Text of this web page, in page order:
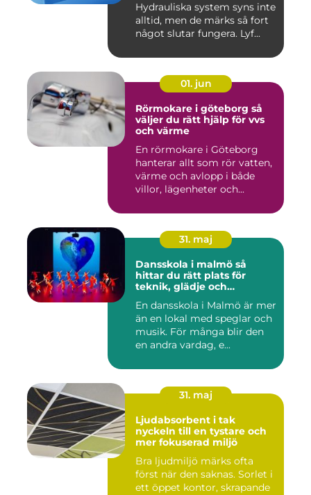
Hydrauliska system syns inte
alltid, men de märks så fort
något slutar fungera. Lyf...
01. jun
Rörmokare i göteborg så
väljer du rätt hjälp för vvs
och värme
En rörmokare i Göteborg
hanterar allt som rör vatten,
värme och avlopp i både
villor, lägenheter och...
31. maj
Dansskola i malmö så
hittar du rätt plats för
teknik, glädje och
En dansskola i Malmö är mer
än en lokal med speglar och
musik. För många blir den
en andra vardag, e...
31. maj
Ljudabsorbent i tak
nyckeln till en tystare och
mer fokuserad miljö
Bra ljudmiljö märks ofta
först när den saknas. Sorlet i
ett öppet kontor, skrapande